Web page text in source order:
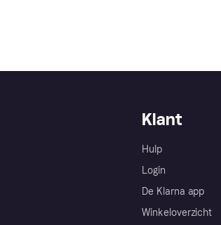
Klant
Hulp
Login
De Klarna app
Winkeloverzicht